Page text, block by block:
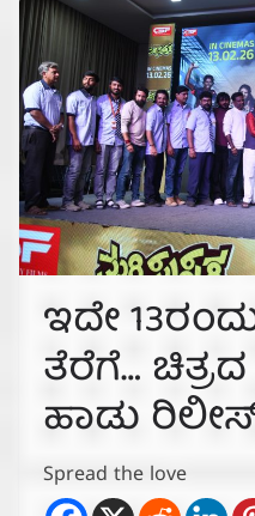
ಇದೇ
ತೆರೆಗೆ…
ಹಾಡು
Spread the love